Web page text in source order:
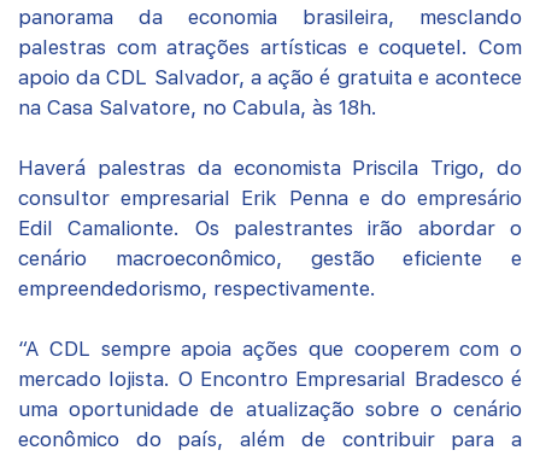
panorama da economia brasileira, mesclando
palestras com atrações artísticas e coquetel. Com
apoio da CDL Salvador, a ação é gratuita e acontece
na Casa Salvatore, no Cabula, às 18h.
Haverá palestras da economista Priscila Trigo, do
consultor empresarial Erik Penna e do empresário
Edil Camalionte. Os palestrantes irão abordar o
cenário macroeconômico, gestão eficiente e
empreendedorismo, respectivamente.
“A CDL sempre apoia ações que cooperem com o
mercado lojista. O Encontro Empresarial Bradesco é
uma oportunidade de atualização sobre o cenário
econômico do país, além de contribuir para a